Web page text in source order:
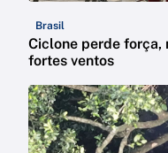
Brasil
Ciclone perde força,
fortes ventos